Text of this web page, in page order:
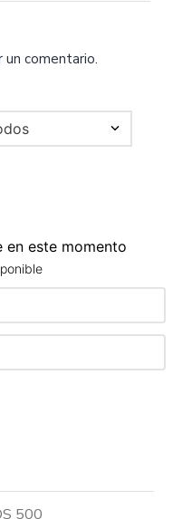
un comentario.
este momento
500